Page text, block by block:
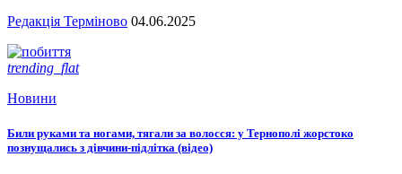
Редакція Терміново 04.06.2025
trending_flat
Новини
Били руками та ногами, тягали за волосся: у Тернополі жорстоко
познущались з дівчини-підлітка (відео)